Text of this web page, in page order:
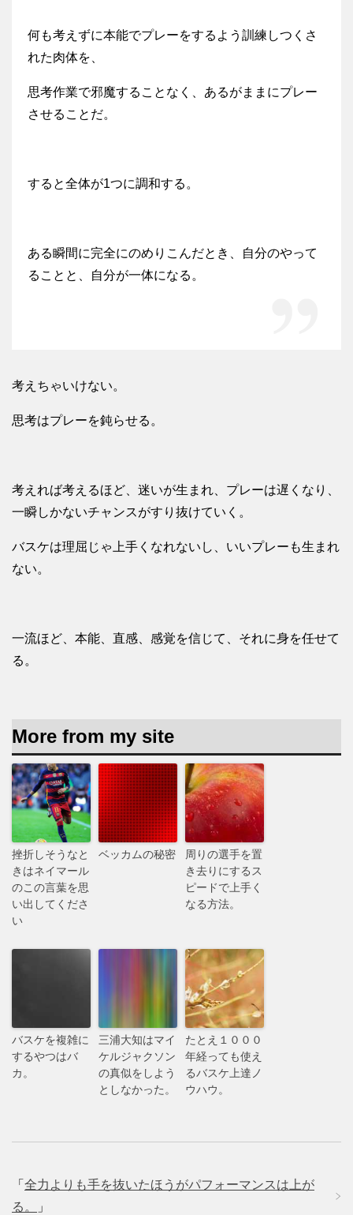
何も考えずに本能でプレーをするよう訓練しつくさ
れた肉体を、
思考作業で邪魔することなく、あるがままにプレー
させることだ。
すると全体が1つに調和する。
ある瞬間に完全にのめりこんだとき、自分のやって
ることと、自分が一体になる。
考えちゃいけない。
思考はプレーを鈍らせる。
考えれば考えるほど、迷いが生まれ、プレーは遅くなり、
一瞬しかないチャンスがすり抜けていく。
バスケは理屈じゃ上手くなれないし、いいプレーも生まれ
ない。
一流ほど、本能、直感、感覚を信じて、それに身を任せて
る。
More from my site
挫折しそうなと
きはネイマール
のこの言葉を思
い出してくださ
い
ベッカムの秘密
周りの選手を置
き去りにするス
ピードで上手く
なる方法。
バスケを複雑に
するやつはバ
カ。
三浦大知はマイ
ケルジャクソン
の真似をしよう
としなかった。
たとえ１０００
年経っても使え
るバスケ上達ノ
ウハウ。
「 全力よりも手を抜いたほうがパフォーマンスは上が
る。
」